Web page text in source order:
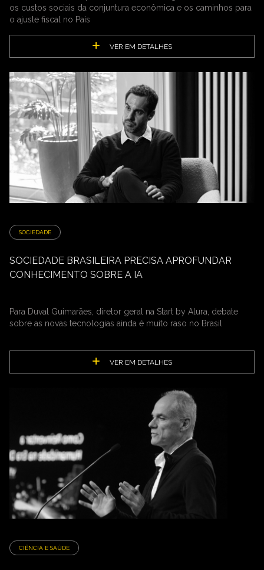
os custos sociais da conjuntura econômica e os caminhos para
o ajuste fiscal no País
VER EM DETALHES
SOCIEDADE
SOCIEDADE BRASILEIRA PRECISA APROFUNDAR
CONHECIMENTO SOBRE A IA
Para Duval Guimarães, diretor geral na Start by Alura, debate
sobre as novas tecnologias ainda é muito raso no Brasil
VER EM DETALHES
CIÊNCIA E SAÚDE